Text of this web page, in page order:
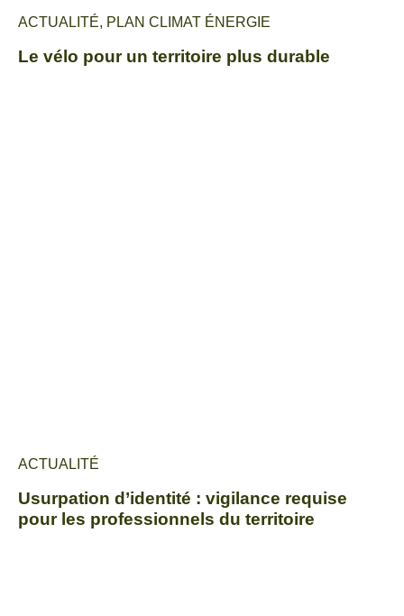
ACTUALITÉ, PLAN CLIMAT ÉNERGIE
Le vélo pour un territoire plus durable
ACTUALITÉ
Usurpation d’identité : vigilance requise
pour les professionnels du territoire